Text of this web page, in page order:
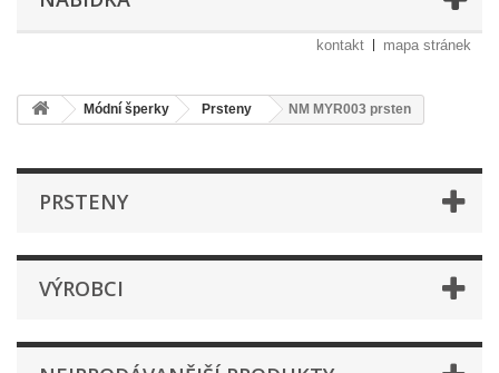
kontakt mapa stránek
Módní šperky Prsteny NM MYR003 prsten
PRSTENY
VÝROBCI